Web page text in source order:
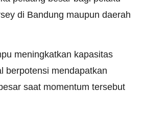
di Bandung maupun daerah
meningkatkan kapasitas
berpotensi mendapatkan
saat momentum tersebut